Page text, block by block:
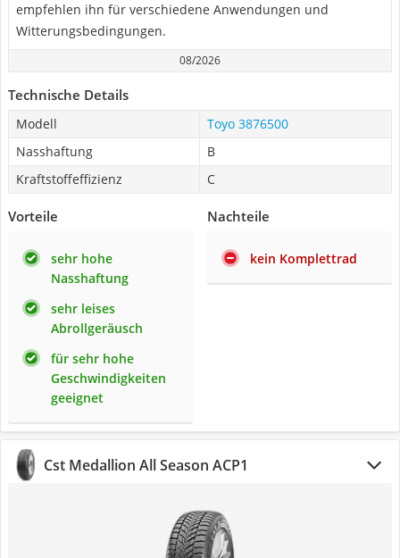
empfehlen ihn für verschiedene Anwendungen und
Witterungsbedingungen.
08/2026
Technische Details
Modell
Toyo 3876500
Nasshaftung
B
Kraftstoffeffizienz
C
Vorteile
sehr hohe
Nasshaftung
sehr leises
Abrollgeräusch
für sehr hohe
Geschwindigkeiten
geeignet
Nachteile
kein Komplettrad
Cst Medallion All Season ACP1